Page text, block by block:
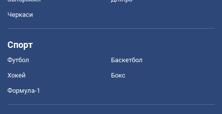
Черкаси
Спорт
Футбол Баскетбол
Хокей Бокс
Формула-1